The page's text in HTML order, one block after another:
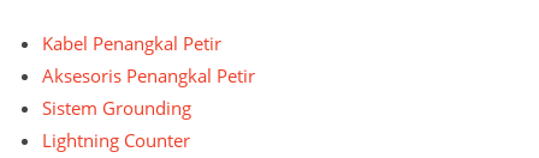
Kabel Penangkal Petir
Aksesoris Penangkal Petir
Sistem Grounding
Lightning Counter